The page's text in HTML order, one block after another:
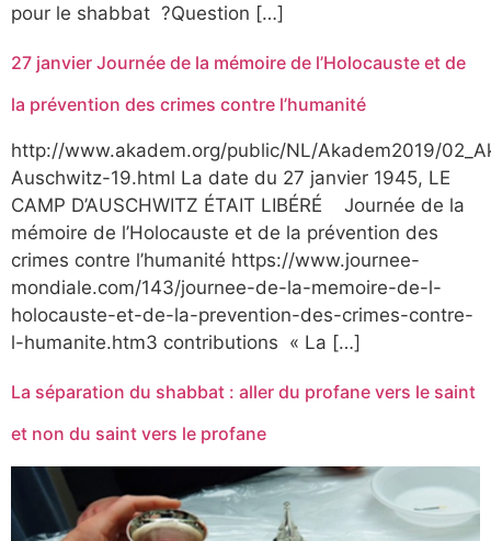
pour le shabbat ?‬Question […]
27 janvier Journée de la mémoire de l’Holocauste et de
la prévention des crimes contre l’humanité
http://www.akadem.org/public/NL/Akadem2019/
Auschwitz-19.html La date du 27 janvier 1945, LE
CAMP D’AUSCHWITZ ÉTAIT LIBÉRÉ Journée de la
mémoire de l’Holocauste et de la prévention des
crimes contre l’humanité https://www.journee-
mondiale.com/143/journee-de-la-memoire-de-l-
holocauste-et-de-la-prevention-des-crimes-contre-
l-humanite.htm3 contributions « La […]
La séparation du shabbat : aller du profane vers le saint
et non du saint vers le profane